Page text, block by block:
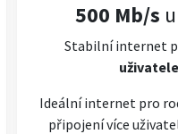
500 Mb/s
Stabilní internet
Ideální internet pro
připojení více